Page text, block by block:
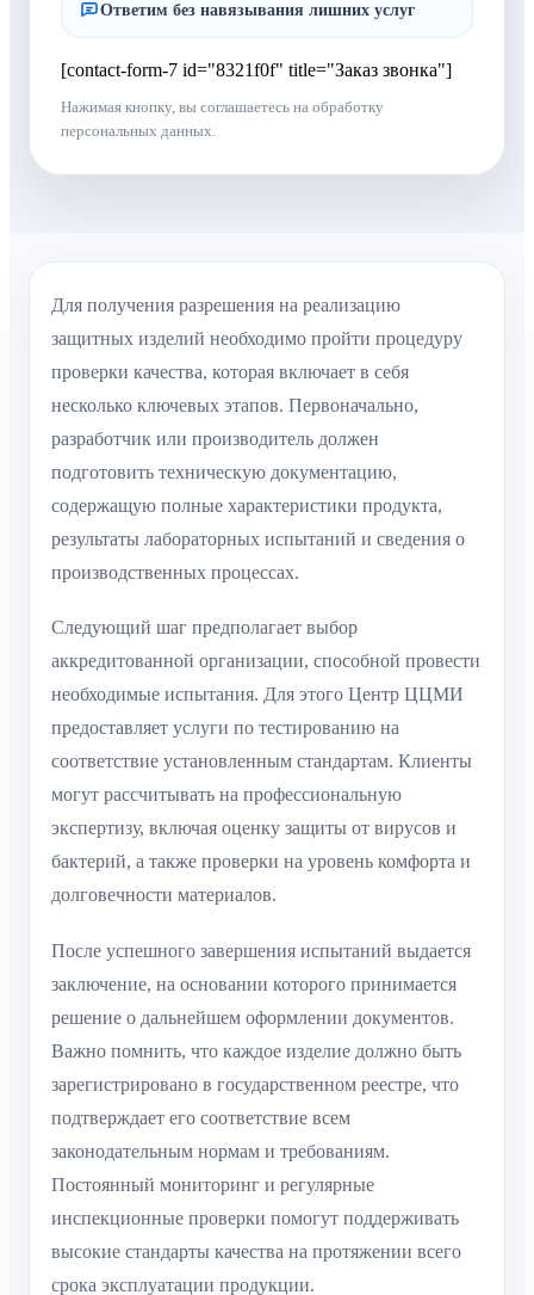
Ответим без навязывания лишних услуг
[contact-form-7 id="8321f0f" title="Заказ звонка"]
Нажимая кнопку, вы соглашаетесь на обработку
персональных данных.
Для получения разрешения на реализацию
защитных изделий необходимо пройти процедуру
проверки качества, которая включает в себя
несколько ключевых этапов. Первоначально,
разработчик или производитель должен
подготовить техническую документацию,
содержащую полные характеристики продукта,
результаты лабораторных испытаний и сведения о
производственных процессах.
Следующий шаг предполагает выбор
аккредитованной организации, способной провести
необходимые испытания. Для этого Центр ЦЦМИ
предоставляет услуги по тестированию на
соответствие установленным стандартам. Клиенты
могут рассчитывать на профессиональную
экспертизу, включая оценку защиты от вирусов и
бактерий, а также проверки на уровень комфорта и
долговечности материалов.
После успешного завершения испытаний выдается
заключение, на основании которого принимается
решение о дальнейшем оформлении документов.
Важно помнить, что каждое изделие должно быть
зарегистрировано в государственном реестре, что
подтверждает его соответствие всем
законодательным нормам и требованиям.
Постоянный мониторинг и регулярные
инспекционные проверки помогут поддерживать
высокие стандарты качества на протяжении всего
срока эксплуатации продукции.